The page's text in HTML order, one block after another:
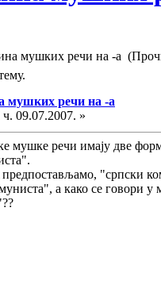
мушких речи на -а
мушких речи на -а
ч. 09.07.2007. »
мушке речи имају две
"српски
а како се говори